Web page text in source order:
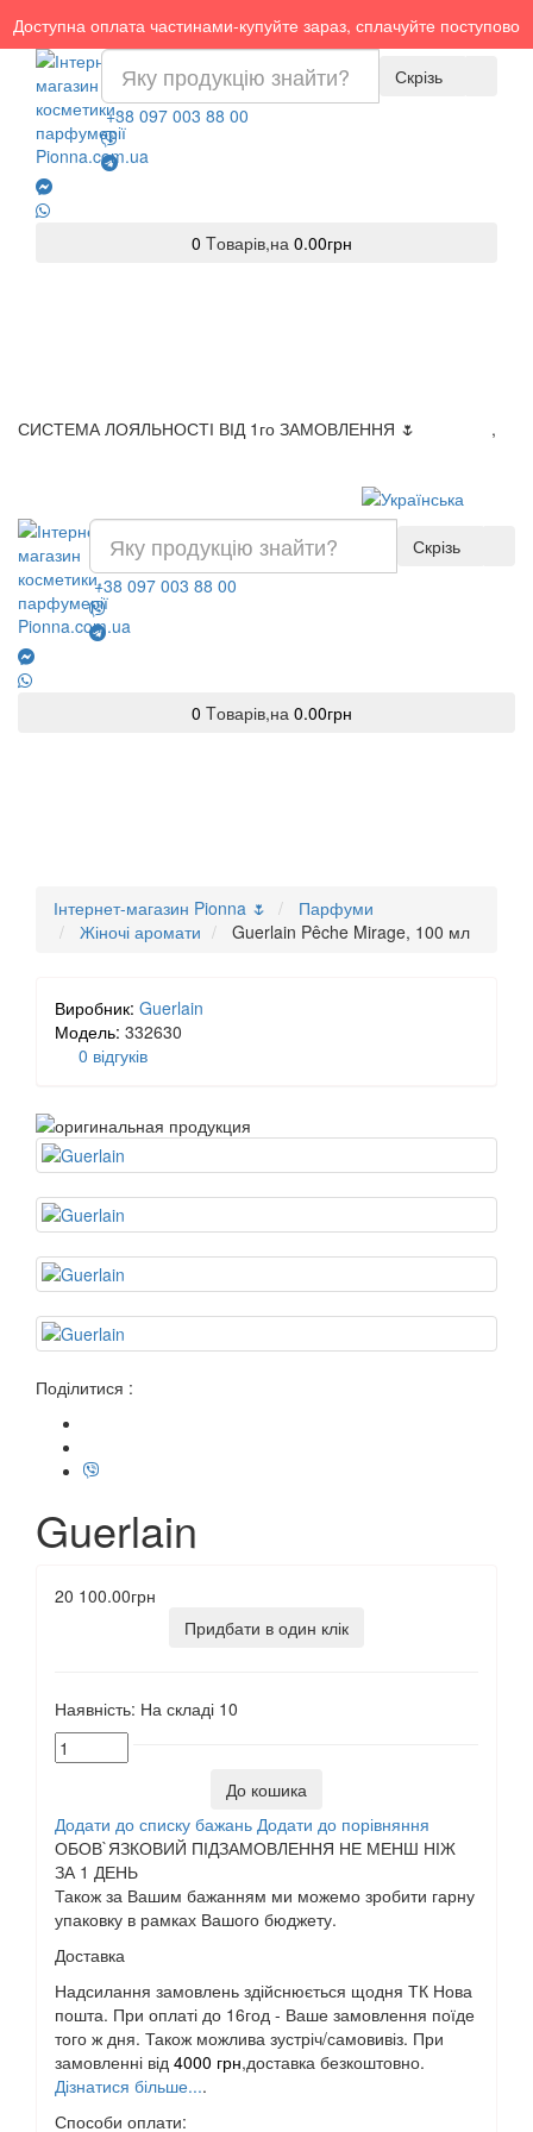
Доступна оплата частинами-купуйте зараз, сплачуйте поступово
Скрізь
+38 097 003 88 00
0 Tоварів,на 0.00грн
СИСТЕМА ЛОЯЛЬНОСТІ ВІД 1го ЗАМОВЛЕННЯ 🌷
,
Скрізь
+38 097 003 88 00
0 Tоварів,на 0.00грн
Інтернет-магазин Pionna 🌷
Парфуми
Жіночі аромати
Guerlain Pêche Mirage, 100 мл
Виробник: Guerlain
Модель: 332630
0 відгуків
Поділитися :
Guerlain
20 100.00грн
Придбати в один клік
Наявність: На складі 10
До кошика
Додати до списку бажань Додати до порівняння
ОБОВ`ЯЗКОВИЙ ПІДЗАМОВЛЕННЯ НЕ МЕНШ НІЖ
ЗА 1 ДЕНЬ
Також за Вашим бажанням ми можемо зробити гарну
упаковку в рамках Вашого бюджету.
Доставка
Надсилання замовлень здійснюється щодня ТК Нова
пошта. При оплаті до 16год - Ваше замовлення поїде
того ж дня. Також можлива зустріч/самовивіз. При
замовленні від 4000 грн,доставка безкоштовно.
Дізнатися більше....
Способи оплати: